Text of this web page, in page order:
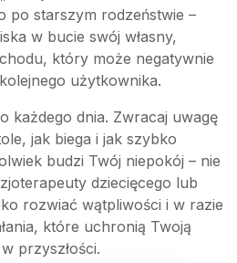
po starszym rodzeństwie –
w bucie swój własny,
który może negatywnie
użytkownika.
każdego dnia. Zwracaj uwagę
jak biega i jak szybko
budzi Twój niepokój – nie
dziecięcego lub
rozwiać wątpliwości i w razie
które uchronią Twoją
przyszłości.